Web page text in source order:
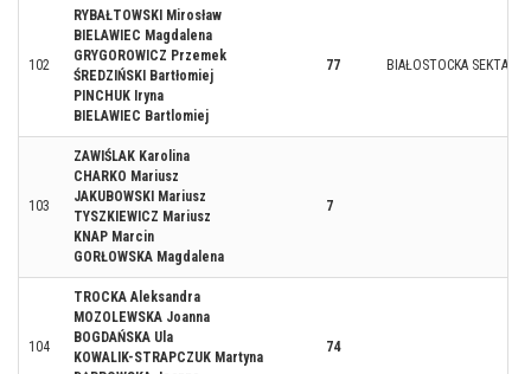
102
RYBAŁTOWSKI Mirosław
BIELAWIEC Magdalena
GRYGOROWICZ Przemek
ŚREDZIŃSKI Bartłomiej
PINCHUK Iryna
BIELAWIEC Bartlomiej
77 BIAŁOSTOCKA SEKTA
103
ZAWIŚLAK Karolina
CHARKO Mariusz
JAKUBOWSKI Mariusz
TYSZKIEWICZ Mariusz
KNAP Marcin
GORŁOWSKA Magdalena
7
104
TROCKA Aleksandra
MOZOLEWSKA Joanna
BOGDAŃSKA Ula
KOWALIK-STRAPCZUK Martyna
74